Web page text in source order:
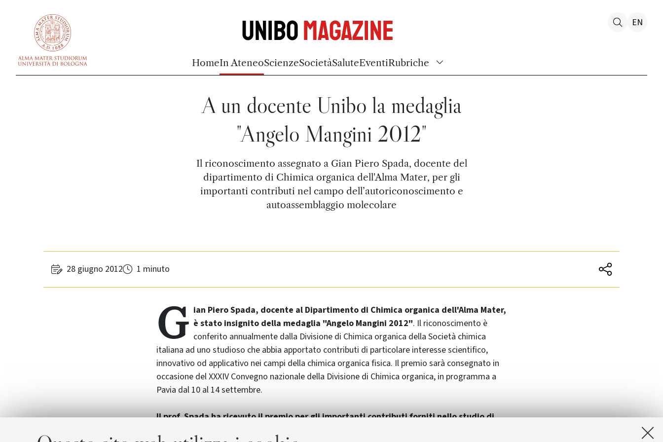
UniboMagazine
HomeIn AteneoScienzeSocietàSaluteEventiRubriche
EN
A un docente Unibo la medaglia
"Angelo Mangini 2012"
Il riconoscimento assegnato a Gian Piero Spada, docente del
dipartimento di Chimica organica dell'Alma Mater, per gli
importanti contributi nel campo dell’autoriconoscimento e
autoassemblaggio molecolare
28 giugno 2012 1 minuto
G ian Piero Spada, docente al Dipartimento di Chimica organica dell'Alma Mater,
è stato insignito della medaglia "Angelo Mangini 2012". Il riconoscimento è
conferito annualmente dalla Divisione di Chimica organica della Società chimica
italiana ad uno studioso che abbia apportato contributi di particolare interesse scientifico,
innovativo od applicativo nei campi della chimica organica fisica. Il premio sarà consegnato in
occasione del XXXIV Convegno nazionale della Divisione di Chimica organica, in programma a
Pavia dal 10 al 14 settembre.
Il prof. Spada ha ricevuto il premio per gli importanti contributi forniti nello studio di